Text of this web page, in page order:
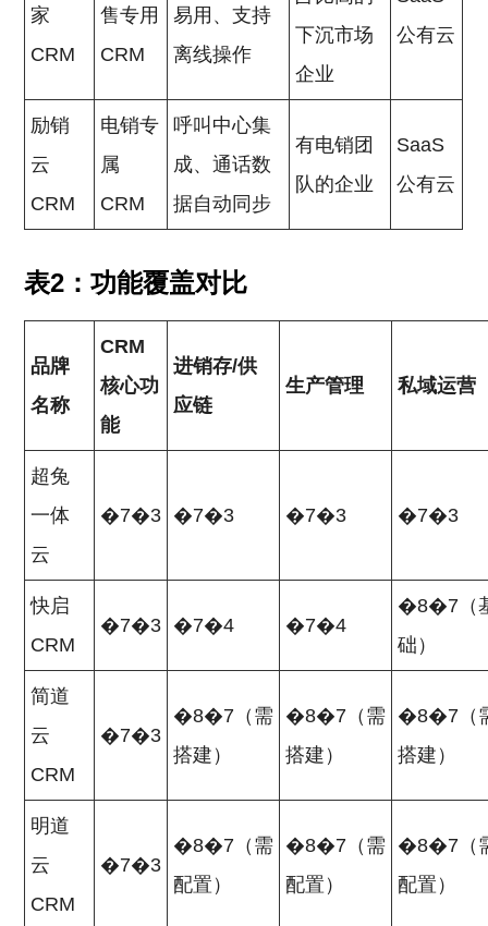
家
CRM
售专用
CRM
易用、支持
离线操作
下沉市场
企业
公有云
励销
云
CRM
电销专
属
CRM
呼叫中心集
成、通话数
据自动同步
有电销团
队的企业
SaaS
公有云
表2：功能覆盖对比
品牌
名称
CRM
核心功
能
进销存/供
应链
生产管理 私域运营
超兔
一体
云
�7�3 �7�3 �7�3 �7�3
快启
CRM
�7�3 �7�4 �7�4
�8�7（
础）
简道
云
CRM
�7�3
�8�7（需
搭建）
�8�7（需
搭建）
�8�7（
搭建）
明道
云
CRM
�7�3
�8�7（需
配置）
�8�7（需
配置）
�8�7（
配置）